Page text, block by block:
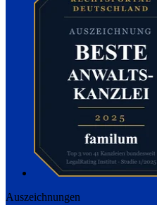
Auszeichnungen